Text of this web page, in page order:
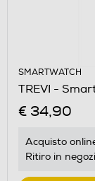
SMARTWATCH
TREVI -
€ 34,90
Acquisto
Ritiro in